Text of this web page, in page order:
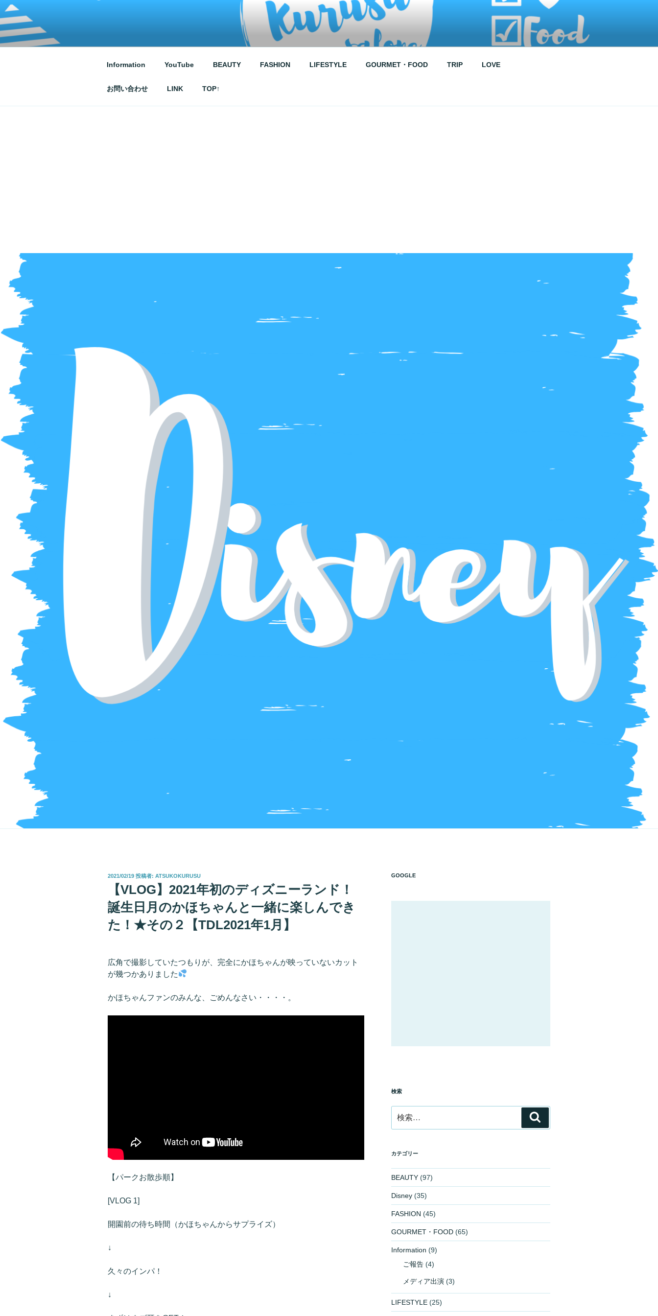
ン
テ
ATSUKO KURUSU SALONE
Information YouTube BEAUTY FASHION LIFESTYLE GOURMET・FOOD TRIP LOVE
お問い合わせ LINK TOP↑
投
2021/02/19 投稿者: ATSUKOKURUSU
【VLOG】2021年初のディズニーランド！
誕生日月のかほちゃんと一緒に楽しんでき
た！★その２【TDL2021年1月】
広角で撮影していたつもりが、完全にかほちゃんが映っていないカット
が幾つかありました
かほちゃんファンのみんな、ごめんなさい・・・・。
【パークお散歩順】
[VLOG 1]
開園前の待ち時間（かほちゃんからサプライズ）
↓
久々のインパ！
↓
GOOGLE
検索
索:
索
カテゴリー
BEAUTY(97)
Disney(35)
FASHION (45)
GOURMET・FOOD(65)
Information (9)
ご報告(4)
メディア出演(3)
LIFESTYLE(25)